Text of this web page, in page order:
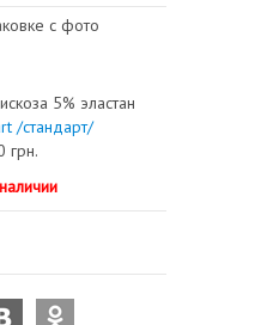
с фото
5% эластан
/стандарт/
грн.